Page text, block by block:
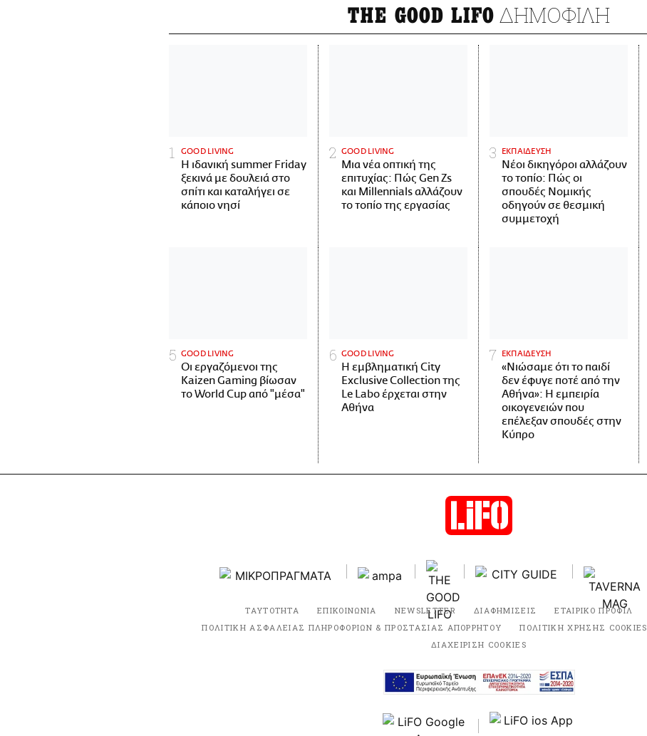
THE GOOD LIFO ΔΗΜΟΦΙΛΗ
GOOD LIVING
Η ιδανική summer Friday
ξεκινά με δουλειά στο
σπίτι και καταλήγει σε
κάποιο νησί
GOOD LIVING
Μια νέα οπτική της
επιτυχίας: Πώς Gen Zs
και Millennials αλλάζουν
το τοπίο της εργασίας
ΕΚΠΑΙΔΕΥΣΗ
Νέοι δικηγόροι αλλάζουν
το τοπίο: Πώς οι
σπουδές Νομικής
οδηγούν σε θεσμική
συμμετοχή
GOOD LIVING
Οι εργαζόμενοι της
Kaizen Gaming βίωσαν
το World Cup από "μέσα"
GOOD LIVING
Η εμβληματική City
Exclusive Collection της
Le Labo έρχεται στην
Αθήνα
ΕΚΠΑΙΔΕΥΣΗ
«Νιώσαμε ότι το παιδί
δεν έφυγε ποτέ από την
Αθήνα»: Η εμπειρία
οικογενειών που
επέλεξαν σπουδές στην
Κύπρο
ΤΑΥΤΟΤΗΤΑ ΕΠΙΚΟΙΝΩΝΙΑ NEWSLETTER ΔΙΑΦΗΜΙΣΕΙΣ ΕΤΑΙΡΙΚΟ ΠΡΟΦΙΛ
ΠΟΛΙΤΙΚΗ ΑΣΦΑΛΕΙΑΣ ΠΛΗΡΟΦΟΡΙΩΝ & ΠΡΟΣΤΑΣΙΑΣ ΑΠΟΡΡΗΤΟΥ
ΠΟΛΙΤΙΚΗ ΧΡΗΣΗΣ COOKIES
ΔΙΑΧΕΙΡΙΣΗ COOKIES